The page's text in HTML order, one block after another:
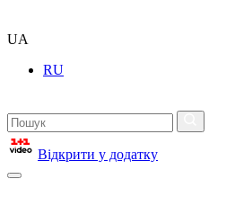
UA
RU
Відкрити у додатку